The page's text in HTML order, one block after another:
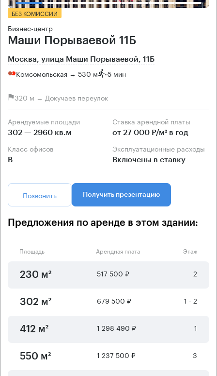
БЕЗ КОМИССИИ
Бизнес-центр
Маши Порываевой 11Б
Москва, улица Маши Порываевой, 11Б
Комсомольская → 530 м ~5 мин
320 м → Докучаев переулок
Арендуемые площади
302 — 2960 кв.м
Ставка арендной платы
от 27 000 Р/м² в год
Класс офисов
B
Эксплуатационные расходы
Включены в ставку
Позвонить Получить презентацию
Предложения по аренде в этом здании:
Площадь Арендная плата Этаж
230 м² 517 500 ₽ 2
302 м² 679 500 ₽ 1 - 2
412 м² 1 298 490 ₽ 1
550 м² 1 237 500 ₽ 3